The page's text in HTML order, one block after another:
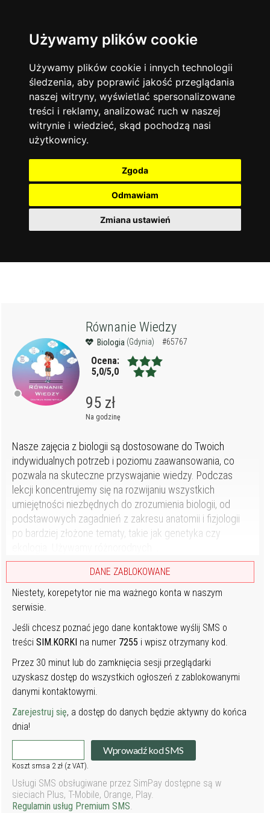
Używamy plików cookie
Używamy plików cookie i innych technologii
śledzenia, aby poprawić jakość przeglądania
naszej witryny, wyświetlać spersonalizowane
treści i reklamy, analizować ruch w naszej
witrynie i wiedzieć, skąd pochodzą nasi
użytkownicy.
Zgoda
Odmawiam
Zmiana ustawień
Język angielski 13744
Matematyka 12927
Chemia 4886
Język niemiecki 4307
Język polski 3426
Fizyka
Język francuski
Warszawa
Korepetycje
Online
14835
Kraków 7753
Wrocław
Łódź 3511
Gdańsk 2075
Równanie Wiedzy
Biologia (Gdynia) #65767
Ocena:
5,0/5,0
95 zł
Na godzinę
Nasze zajęcia z biologii są dostosowane do Twoich
indywidualnych potrzeb i poziomu zaawansowania, co
pozwala na skuteczne przyswajanie wiedzy. Podczas
lekcji koncentrujemy się na rozwijaniu wszystkich
umiejętności niezbędnych do zrozumienia biologii, od
podstawowych zagadnień z zakresu anatomii i fizjologii
po bardziej złożone tematy, takie jak genetyka czy
DANE ZABLOKOWANE
Niestety, korepetytor nie ma ważnego konta w naszym
serwisie.
Jeśli chcesz poznać jego dane kontaktowe wyślij SMS o
treściSIM.KORKI na numer 7255 i wpisz otrzymany kod.
Przez 30 minut lub do zamknięcia sesji przeglądarki
uzyskasz dostęp do wszystkich ogłoszeń z zablokowanymi
danymi kontaktowymi.
Zarejestruj się, a dostęp do danych będzie aktywny do końca
dnia!
Wprowadź kod SMS
Koszt smsa 2 zł (z VAT).
Usługi SMS obsługiwane przez SimPay dostępne są w
sieciach Plus, T-Mobile, Orange, Play.
Regulamin usług Premium SMS.